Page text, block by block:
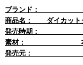
ブランド
商品名： ダイカット
発売時期：
素材： 本体：
発売元： 畑